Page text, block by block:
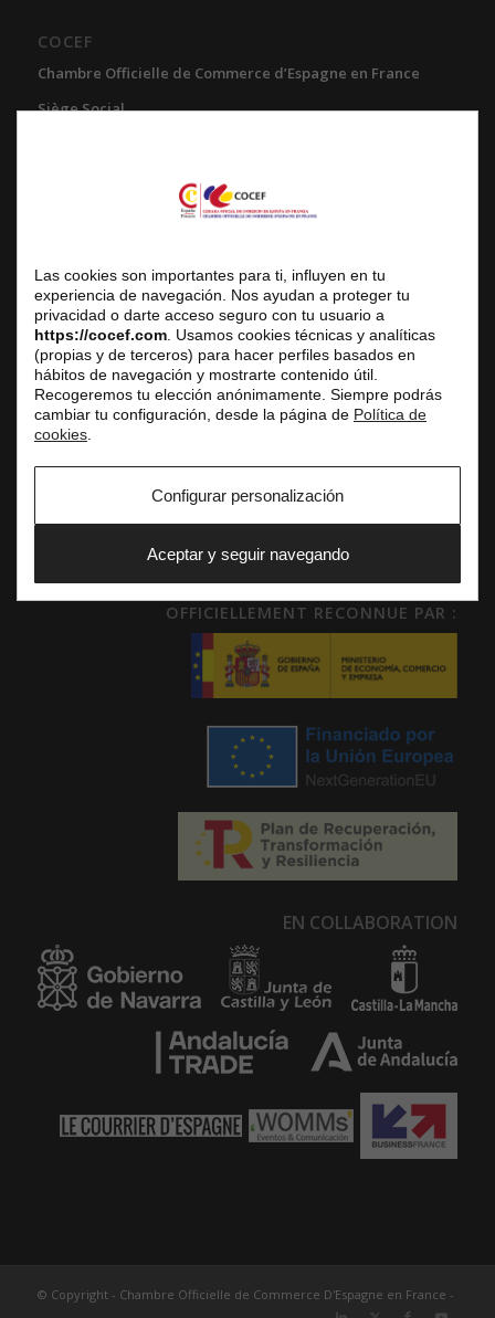
COCEF
Chambre Officielle de Commerce d’Espagne en France
Siège Social
Réception du public uniquement sur rendez-vous
www.cocef.com
www.empleofrancia.com
www.testelyte.com
SOCIAL
OFFICIELLEMENT RECONNUE PAR :
EN COLLABORATION
© Copyright - Chambre Officielle de Commerce D'Espagne en France -
Las cookies son importantes para ti, influyen en tu
experiencia de navegación. Nos ayudan a proteger tu
privacidad o darte acceso seguro con tu usuario a
https://cocef.com . Usamos cookies técnicas y analíticas
(propias y de terceros) para hacer perfiles basados en
hábitos de navegación y mostrarte contenido útil.
Recogeremos tu elección anónimamente. Siempre podrás
cambiar tu configuración, desde la página de Política de
cookies
Configurar personalización
Aceptar y seguir navegando